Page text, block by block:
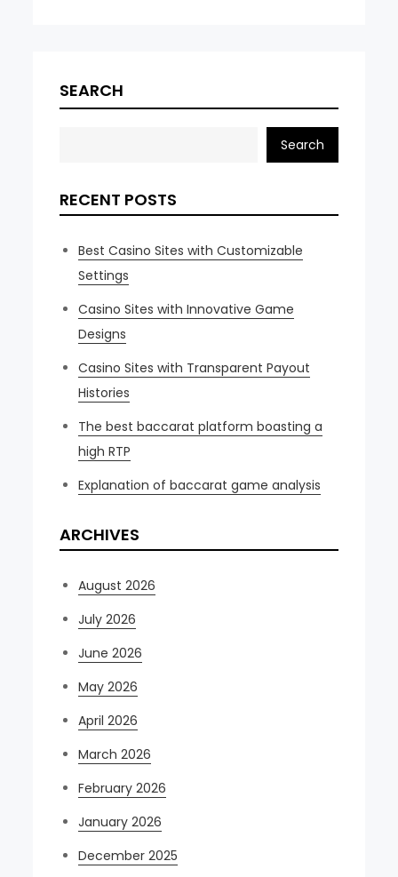
SEARCH
Search
RECENT POSTS
Best Casino Sites with Customizable
Settings
Casino Sites with Innovative Game
Designs
Casino Sites with Transparent Payout
Histories
The best baccarat platform boasting a
high RTP
Explanation of baccarat game analysis
ARCHIVES
August 2026
July 2026
June 2026
May 2026
April 2026
March 2026
February 2026
January 2026
December 2025